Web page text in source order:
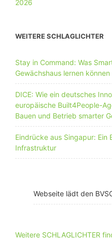
WEITERE SCHLAGLICHTER
Stay in Command: Was
Gewächshaus lernen können
DICE: Wie ein deutsches
europäische Built4People-
Bauen und Betrieb smarter
Eindrücke aus Singapur:
Infrastruktur
Webseite lädt den
Weitere SCHLAGLICHTER